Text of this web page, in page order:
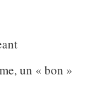
un « bon »